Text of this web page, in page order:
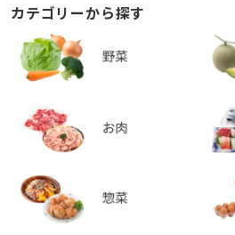
カテゴリーから探す